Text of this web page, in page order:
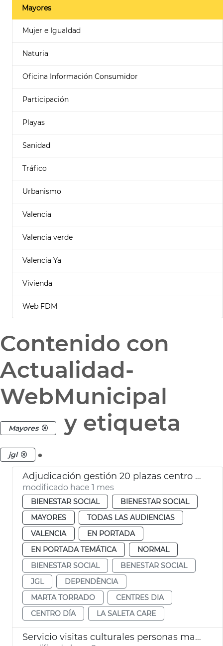
Mayores
Mujer e Igualdad
Naturia
Oficina Información Consumidor
Participación
Playas
Sanidad
Tráfico
Urbanismo
Valencia
Valencia verde
Valencia Ya
Vivienda
Web FDM
Contenido con
Actualidad-
WebMunicipal
Mayores y etiqueta
jgl .
Adjudicación gestión 20 plazas centro día privados València
modificado hace 1 mes
BIENESTAR SOCIAL
BIENESTAR SOCIAL
MAYORES
TODAS LAS AUDIENCIAS
VALENCIA
EN PORTADA
EN PORTADA TEMÁTICA
NORMAL
BIENESTAR SOCIAL
BENESTAR SOCIAL
JGL
DEPENDÈNCIA
MARTA TORRADO
CENTRES DIA
CENTRO DÍA
LA SALETA CARE
Servicio visitas culturales personas mayores València